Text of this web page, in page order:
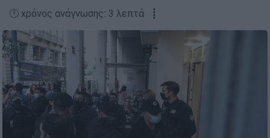
🕛 χρόνος ανάγνωσης: 3 λεπτά ┋